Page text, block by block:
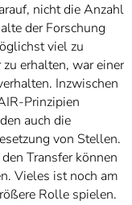
nicht die Anzahl
der Forschung
viel zu
erhalten, war einer
Inzwischen
Prinzipien
auch die
von Stellen.
Transfer können
Vieles ist noch am
Rolle spielen.